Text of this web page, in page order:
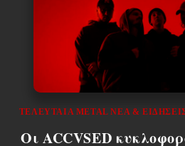
ΤΕΛΕΥΤΑΊΑ METAL ΝΈΑ &
Οι ACCVSED